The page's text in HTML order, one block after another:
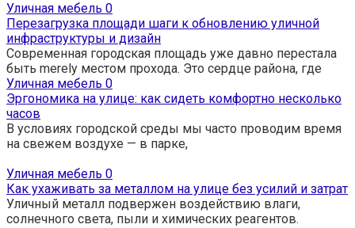
Уличная мебель 0
Перезагрузка площади шаги к обновлению уличной
инфраструктуры и дизайн
Современная городская площадь уже давно перестала
быть merely местом прохода. Это сердце района, где
Уличная мебель 0
Эргономика на улице: как сидеть комфортно несколько
часов
В условиях городской среды мы часто проводим время
на свежем воздухе — в парке,
Уличная мебель 0
Как ухаживать за металлом на улице без усилий и затрат
Уличный металл подвержен воздействию влаги,
солнечного света, пыли и химических реагентов.